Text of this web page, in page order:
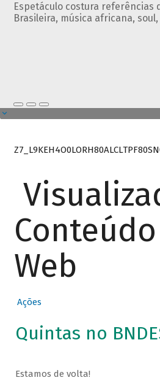
Espetáculo costura referências
Brasileira, música africana,
Web
Ações
Quintas no
Estamos de volta!